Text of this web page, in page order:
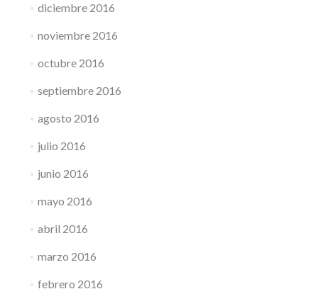
diciembre 2016
noviembre 2016
octubre 2016
septiembre 2016
agosto 2016
julio 2016
junio 2016
mayo 2016
abril 2016
marzo 2016
febrero 2016